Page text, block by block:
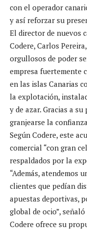
con el operador
y así reforzar su
El director de nuevos
Codere, Carlos
orgullosos de poder
empresa fuertemente
en las islas Canarias
la explotación,
y de azar. Gracias a
granjearse la
Según Codere, este
comercial “con gran
respaldados por la
“Además, atendemos
clientes que pedían
apuestas deportivas,
global de ocio”,
Codere ofrece su